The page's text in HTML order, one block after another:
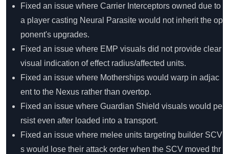
Fixed an issue where Carrier Interceptors owned due to
a player casting Neural Parasite would not inherit the op
ponent's upgrades.
Fixed an issue where EMP visuals did not provide clear
visual indication of effect radius/affected units.
Fixed an issue where Motherships would warp in adjac
ent to the Nexus rather than overtop.
Fixed an issue where Guardian Shield visuals would pe
rsist even after loaded into a transport.
Fixed an issue where melee units targeting builder SCV
s would lose their attack order when the SCV moved thr